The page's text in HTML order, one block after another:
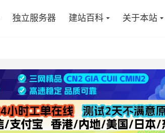
独立服务器 建站百科 关于本站